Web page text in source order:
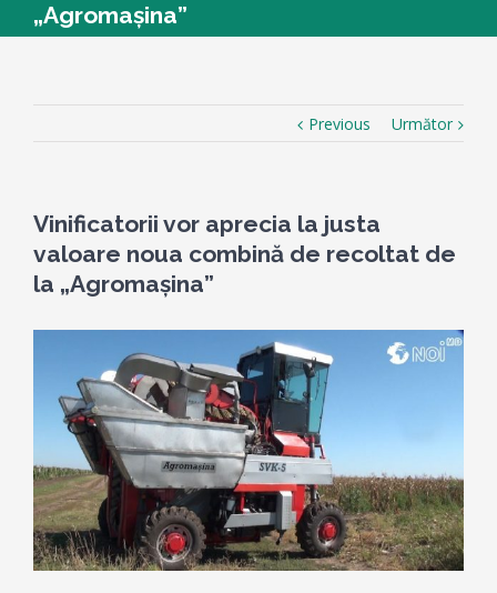
„Agromașina”
Previous Următor
Vinificatorii vor aprecia la justa
valoare noua combină de recoltat de
la „Agromașina”
Larger
Image